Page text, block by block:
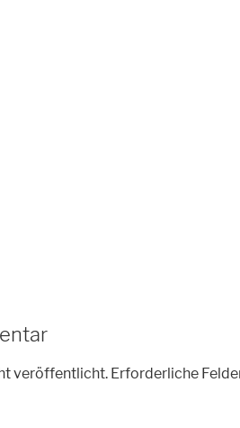
veröffentlicht. Erforderliche